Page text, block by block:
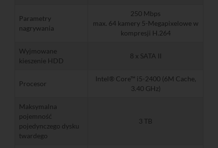
Parametry
nagrywania
250 Mbps
max. 64 kamery 5-Megapixelowe w
kompresji H.264
Wyjmowane
kieszenie HDD
8 x SATA II
Procesor
Intel® Core™ i5-2400 (6M Cache,
3.40 GHz)
Maksymalna
pojemność
pojedynczego dysku
twardego
3 TB